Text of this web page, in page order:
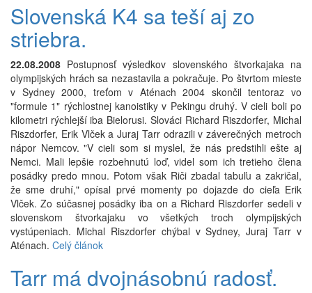
Slovenská K4 sa teší aj zo
striebra.
22.08.2008 Postupnosť výsledkov slovenského štvorkajaka na
olympijských hrách sa nezastavila a pokračuje. Po štvrtom mieste
v Sydney 2000, treťom v Aténach 2004 skončil tentoraz vo
"formule 1" rýchlostnej kanoistiky v Pekingu druhý. V cieli boli po
kilometri rýchlejší iba Bielorusi. Slováci Richard Riszdorfer, Michal
Riszdorfer, Erik Vlček a Juraj Tarr odrazili v záverečných metroch
nápor Nemcov. "V cieli som si myslel, že nás predstihli ešte aj
Nemci. Mali lepšie rozbehnutú loď, videl som ich tretieho člena
posádky predo mnou. Potom však Riči zbadal tabuľu a zakričal,
že sme druhí," opísal prvé momenty po dojazde do cieľa Erik
Vlček. Zo súčasnej posádky iba on a Richard Riszdorfer sedeli v
slovenskom štvorkajaku vo všetkých troch olympijských
vystúpeniach. Michal Riszdorfer chýbal v Sydney, Juraj Tarr v
Aténach. Celý článok
Tarr má dvojnásobnú radosť.